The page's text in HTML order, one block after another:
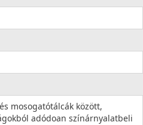
mosogatótálcák között,
adódoan színárnyalatbeli